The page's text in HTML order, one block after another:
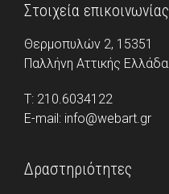
Στοιχεία επικοινωνίας
Θερμοπυλών 2, 15351
Παλλήνη Aττικής Ελλάδα
Τ: 210.6034122
E-mail: info@webart.gr
Δραστηριότητες